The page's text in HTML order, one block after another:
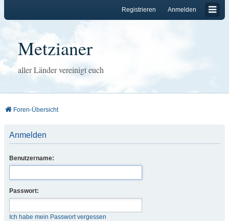
Anmelden
Registrieren
Metzianer
aller Länder vereinigt euch
Foren-Übersicht
Anmelden
Benutzername:
Passwort:
Ich habe mein Passwort vergessen